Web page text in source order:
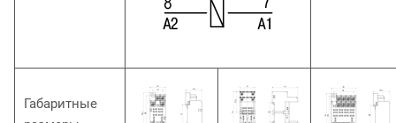
Габаритные